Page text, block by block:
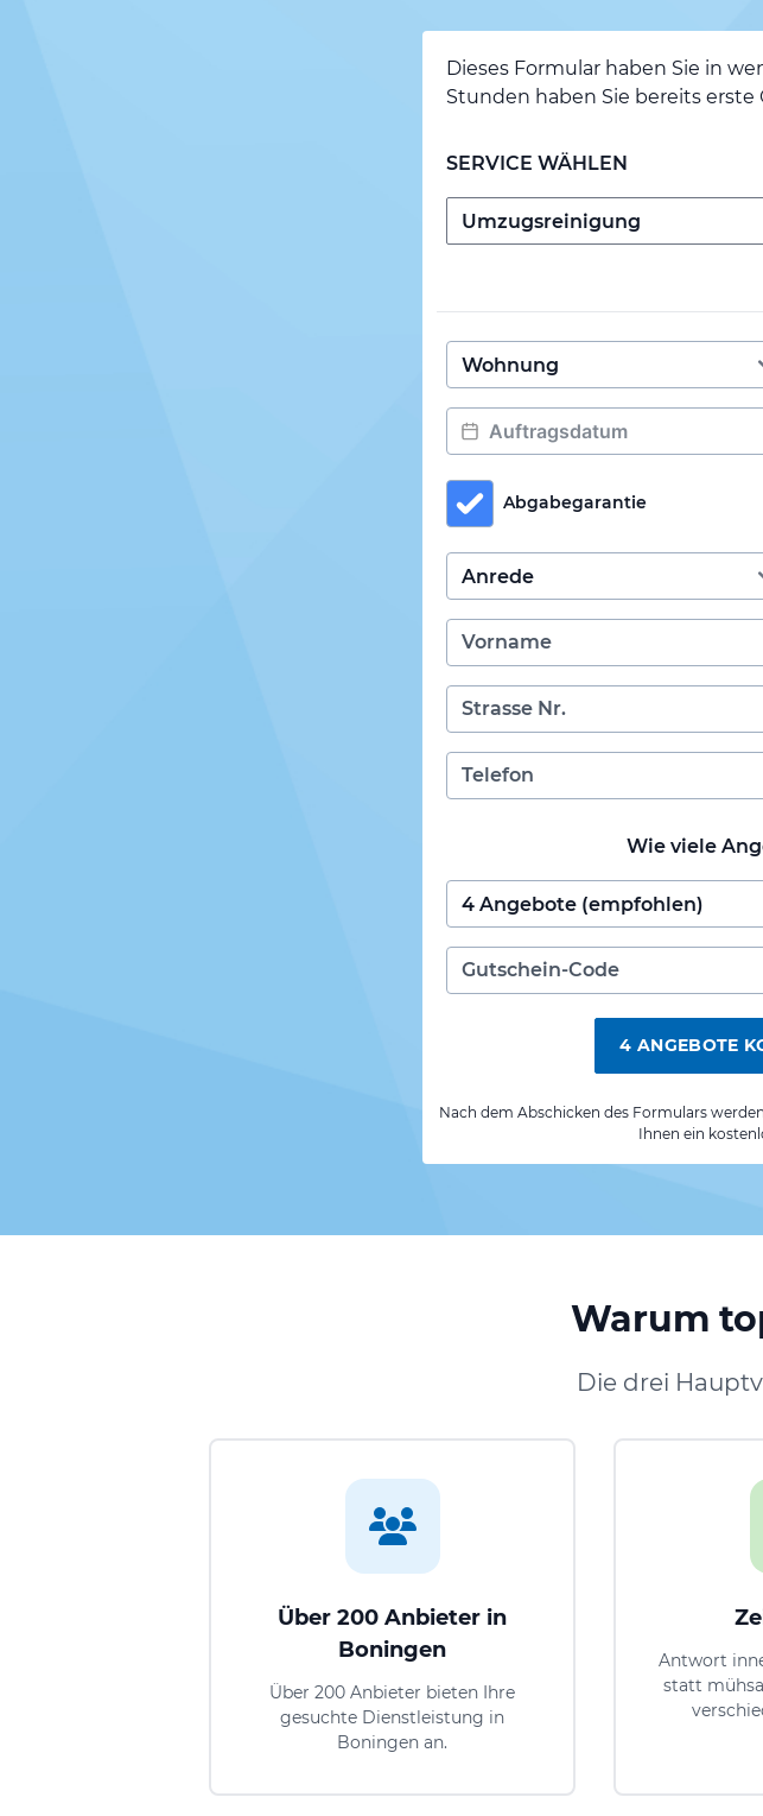
Dieses Formular haben Sie in
Stunden haben Sie bereits erste
SERVICE WÄHLEN
Abgabegarantie
Wie viele
4 ANGEBOTE
Nach dem Abschicken des Formulars
Ihnen ein
Warum
Die drei
Über 200 Anbieter in
Boningen
Über 200 Anbieter bieten Ihre
gesuchte Dienstleistung in
Boningen an.
Antwort
statt